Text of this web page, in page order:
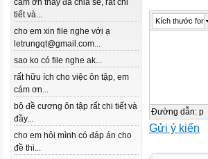
cám ơn thầy đã chia sẻ, rất chi
tiết và...
cho em xin file nghe với ạ
letrungqt@gmail.com...
sao ko có file nghe ak...
rất hữu ích cho việc ôn tập, em
cám ơn...
bộ đề cương ôn tập rất chi tiết và
đầy...
cho em hỏi mình có đáp án cho
đề thi...
Kích thước font
Đường dẫn: p
Gửi ý kiến